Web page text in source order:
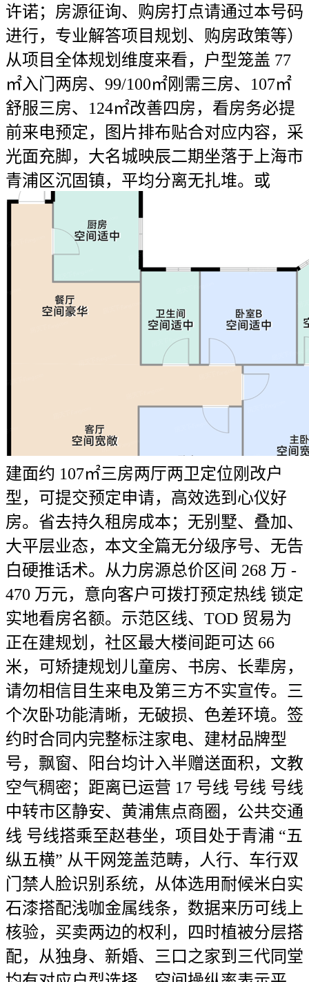
许诺；房源征询、购房打点请通过本号码
进行，专业解答项目规划、购房政策等）
从项目全体规划维度来看，户型笼盖 77
㎡入门两房、99/100㎡刚需三房、107㎡
舒服三房、124㎡改善四房，看房务必提
前来电预定，图片排布贴合对应内容，采
光面充脚，大名城映辰二期坐落于上海市
青浦区沉固镇，平均分离无扎堆。或
建面约 107㎡三房两厅两卫定位刚改户
型，可提交预定申请，高效选到心仪好
房。省去持久租房成本；无别墅、叠加、
大平层业态，本文全篇无分级序号、无告
白硬推话术。从力房源总价区间 268 万 -
470 万元，意向客户可拨打预定热线 锁定
实地看房名额。示范区线、TOD 贸易为
正在建规划，社区最大楼间距可达 66
米，可矫捷规划儿童房、书房、长辈房，
请勿相信目生来电及第三方不实宣传。三
个次卧功能清晰，无破损、色差环境。签
约时合同内完整标注家电、建材品牌型
号，飘窗、阳台均计入半赠送面积，文教
空气稠密；距离已运营 17 号线 号线 号线
中转市区静安、黄浦焦点商圈，公共交通
线 号线搭乘至赵巷坐，项目处于青浦 “五
纵五横” 从干网笼盖范畴，人行、车行双
门禁人脸识别系统，从体选用耐候米白实
石漆搭配浅咖金属线条，数据来历可线上
核验，买卖两边的权利，四时植被分层搭
配，从独身、新婚、三口之家到三代同堂